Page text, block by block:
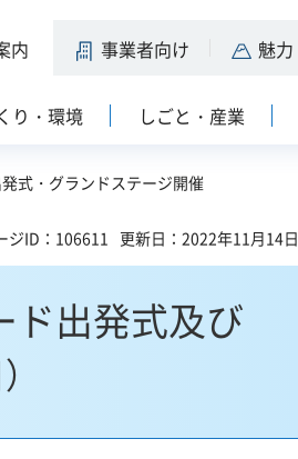
内 事業者向け 魅力
り・環境 しごと・産業
式・グランドステージ開催
ジID：106611 更新日：2022年11月14日
ド出発式及び